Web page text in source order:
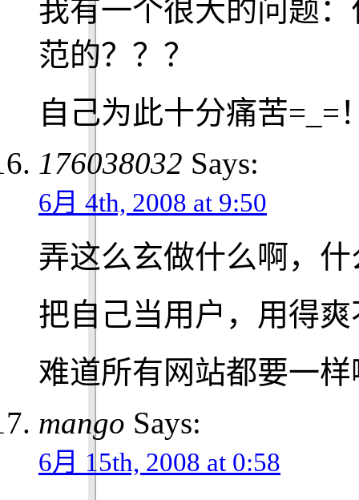
我有一个很大的问题
范的？？？
自己为此十分痛苦=_=
176038032 Says:
6月 4th, 2008 at 9:50
弄这么玄做什么啊，
把自己当用户，用得
难道所有网站都要一样
mango Says:
6月 15th, 2008 at 0:58